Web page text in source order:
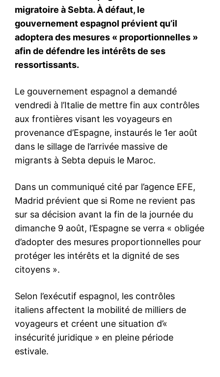
le1.ma
l'intelligence de
l'information
Insight Publications
À propos